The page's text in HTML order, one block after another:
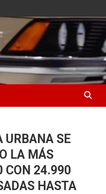
para el sector automotriz
URBANA SE
LA MÁS
CON 24.990
HASTA